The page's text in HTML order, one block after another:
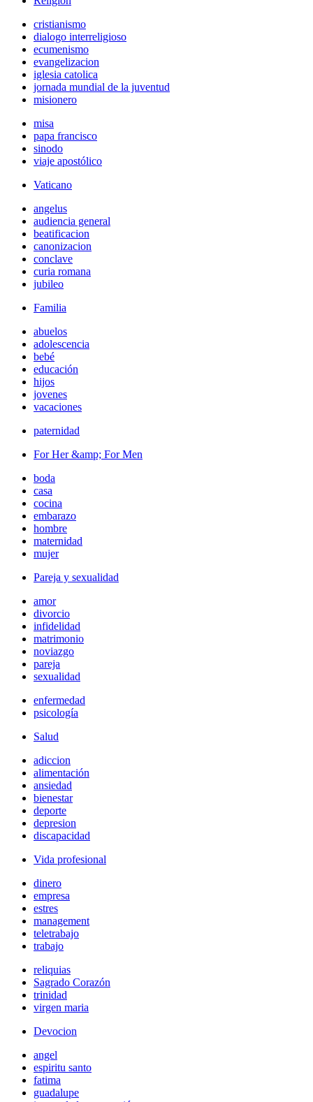
cristianismo
dialogo interreligioso
ecumenismo
evangelizacion
iglesia catolica
jornada mundial de la juventud
misionero
misa
papa francisco
sinodo
viaje apostólico
Vaticano
angelus
audiencia general
beatificacion
canonizacion
conclave
curia romana
jubileo
Familia
abuelos
adolescencia
bebé
educación
hijos
jovenes
vacaciones
paternidad
For Her &amp; For Men
boda
casa
cocina
embarazo
hombre
maternidad
mujer
Pareja y sexualidad
amor
divorcio
infidelidad
matrimonio
noviazgo
pareja
sexualidad
enfermedad
psicología
Salud
adiccion
alimentación
ansiedad
bienestar
deporte
depresion
discapacidad
Vida profesional
dinero
empresa
estres
management
teletrabajo
trabajo
reliquias
Sagrado Corazón
trinidad
virgen maria
Devocion
angel
espiritu santo
fatima
guadalupe